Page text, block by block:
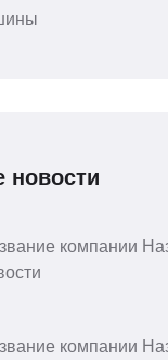
новости
компании
компании